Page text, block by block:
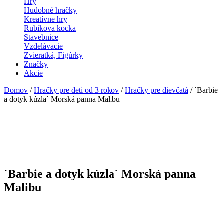
Hudobné hračky
Kreatívne hry
Rubikova kocka
Stavebnice
Vzdelávacie
Zvieratká, Figúrky
Značky
Akcie
Domov /Hračky pre deti od 3 rokov /Hračky pre dievčatá / ´Barbie
a dotyk kúzla´ Morská panna Malibu
´Barbie a dotyk kúzla´ Morská panna
Malibu